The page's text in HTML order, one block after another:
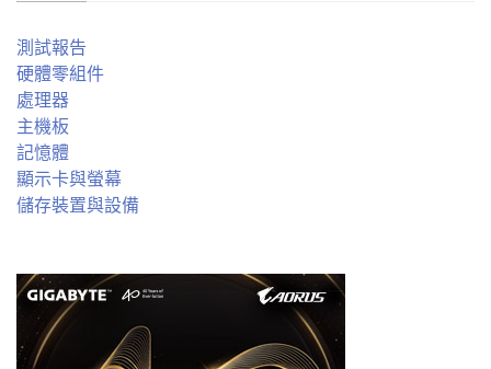
測試報告
硬體零組件
處理器
主機板
記憶體
顯示卡與螢幕
儲存裝置與設備